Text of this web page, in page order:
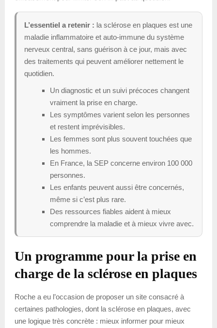
L’essentiel a retenir : la sclérose en plaques est une
maladie inflammatoire et auto-immune du système
nerveux central, sans guérison à ce jour, mais avec
des traitements qui peuvent améliorer nettement le
quotidien.
Un diagnostic et un suivi précoces changent
vraiment la prise en charge.
Les symptômes varient selon les personnes
et restent imprévisibles.
Les femmes sont plus souvent touchées que
les hommes.
En France, la SEP concerne environ 100 000
personnes.
Les enfants peuvent aussi être concernés,
même si c’est plus rare.
Des ressources fiables aident à mieux
comprendre la maladie et à mieux vivre avec.
Un programme pour la prise en
charge de la sclérose en plaques
Roche a eu l’occasion de proposer un site consacré à
certaines pathologies, dont la sclérose en plaques, avec
une logique très concrète : mieux informer pour mieux